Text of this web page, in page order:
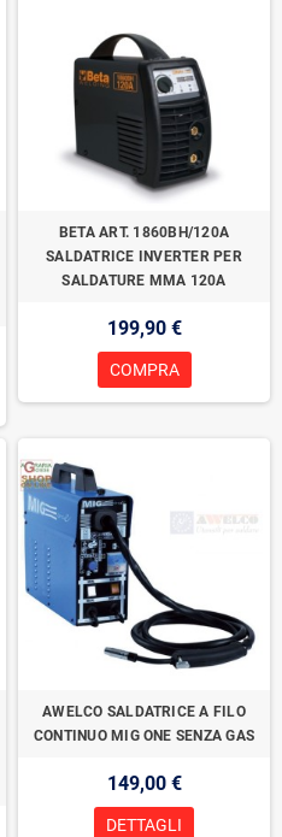
BETA ART. 1860BH/120A
SALDATRICE INVERTER PER
SALDATURE MMA 120A
199,90 €
COMPRA
AWELCO SALDATRICE A FILO
CONTINUO MIG ONE SENZA GAS
149,00 €
DETTAGLI